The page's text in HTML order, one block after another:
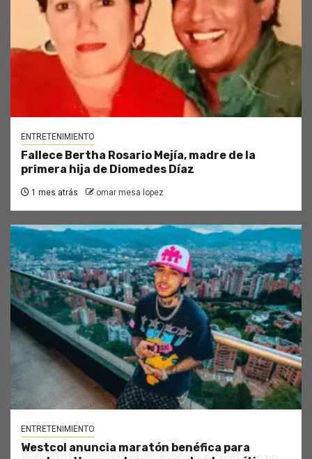
ENTRETENIMIENTO
Fallece Bertha Rosario Mejía, madre de la
primera hija de Diomedes Díaz
1 mes atrás omar mesa lopez
ENTRETENIMIENTO
Westcol anuncia maratón benéfica para